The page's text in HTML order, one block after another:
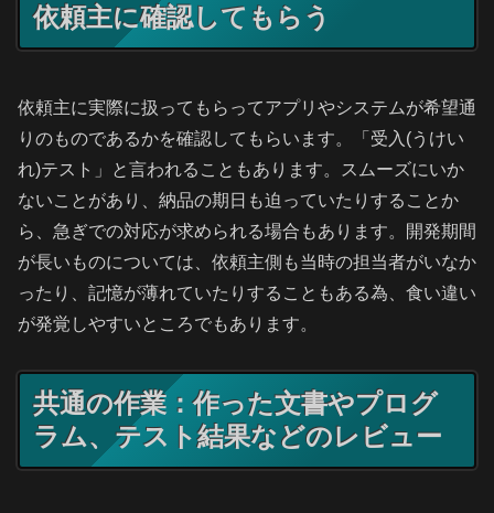
依頼主に確認してもらう
依頼主に実際に扱ってもらってアプリやシステムが希望通
りのものであるかを確認してもらいます。「受入(うけい
れ)テスト」と言われることもあります。スムーズにいか
ないことがあり、納品の期日も迫っていたりすることか
ら、急ぎでの対応が求められる場合もあります。開発期間
が長いものについては、依頼主側も当時の担当者がいなか
ったり、記憶が薄れていたりすることもある為、食い違い
が発覚しやすいところでもあります。
共通の作業：作った文書やプログ
ラム、テスト結果などのレビュー